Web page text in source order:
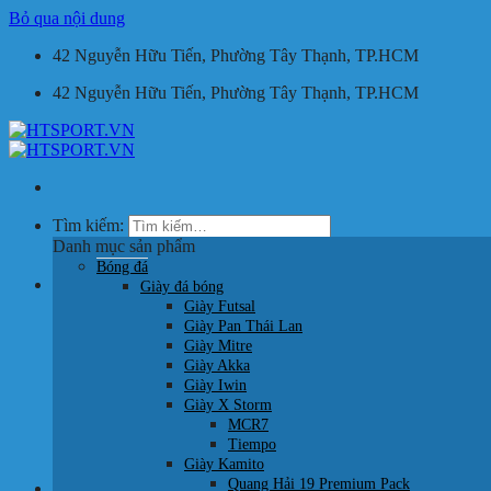
Bỏ qua nội dung
42 Nguyễn Hữu Tiến, Phường Tây Thạnh, TP.HCM
42 Nguyễn Hữu Tiến, Phường Tây Thạnh, TP.HCM
Tìm kiếm:
Giỏ hàng / 0₫
Chưa có sản phẩm trong giỏ hàng.
Quay trở lại cửa hàng
Danh mục sản phẩm
Bóng đá
Giày đá bóng
Giày Futsal
Giày Pan Thái Lan
Giày Mitre
Giày Akka
Giày Iwin
Giày X Storm
MCR7
Tiempo
Giày Kamito
Quang Hải 19 Premium Pack